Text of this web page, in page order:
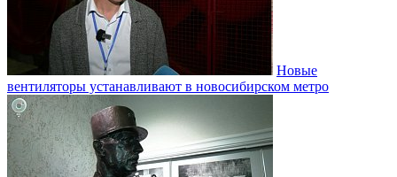
Новые
вентиляторы устанавливают в новосибирском метро